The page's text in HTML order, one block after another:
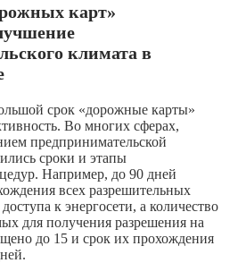
карт»
климата в
срок «дорожные карты»
Во многих сферах,
предпринимательской
сроки и этапы
Например, до 90 дней
всех разрешительных
к энергосети, а количество
для получения разрешения на
до 15 и срок их прохождения